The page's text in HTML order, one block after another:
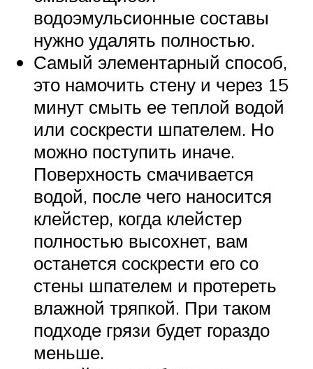
водоэмульсионные составы
нужно удалять полностью.
Самый элементарный способ,
это намочить стену и через 15
минут смыть ее теплой водой
или соскрести шпателем. Но
можно поступить иначе.
Поверхность смачивается
водой, после чего наносится
клейстер, когда клейстер
полностью высохнет, вам
останется соскрести его со
стены шпателем и протереть
влажной тряпкой. При таком
подходе грязи будет гораздо
меньше.